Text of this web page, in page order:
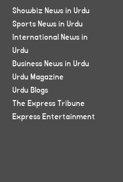
Showbiz News in Urdu
Sports News in Urdu
International News in
Urdu
Business News in Urdu
Urdu Magazine
Urdu Blogs
The Express Tribune
Express Entertainment